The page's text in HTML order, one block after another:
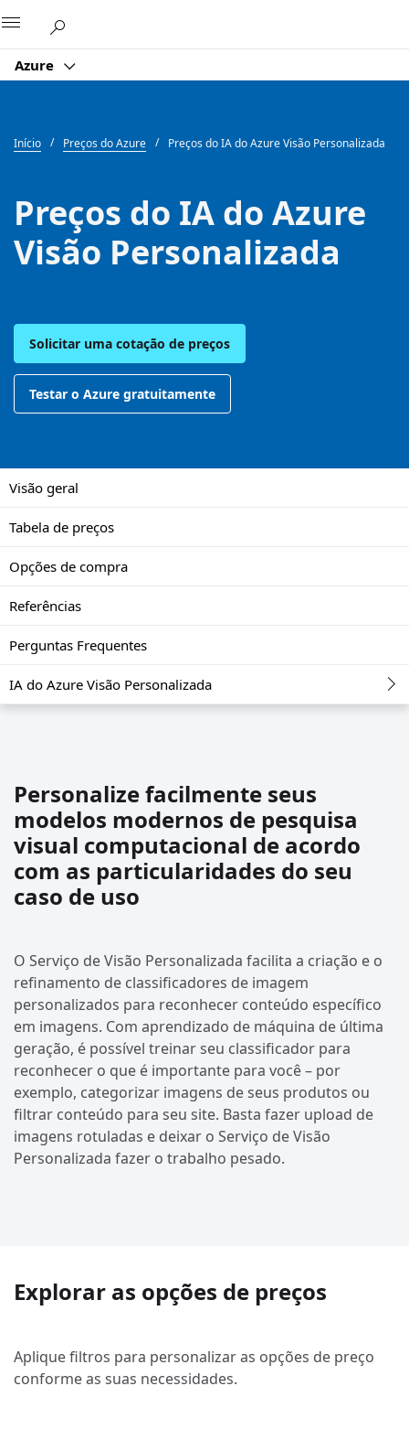
Azure
Início Preços do Azure Preços do IA do Azure Visão Personalizada
Preços do IA do Azure
Visão Personalizada
Solicitar uma cotação de preços
Testar o Azure gratuitamente
Visão geral
Tabela de preços
Opções de compra
Referências
Perguntas Frequentes
IA do Azure Visão Personalizada
Personalize facilmente seus
modelos modernos de pesquisa
visual computacional de acordo
com as particularidades do seu
caso de uso
O Serviço de Visão Personalizada facilita a criação e o
refinamento de classificadores de imagem
personalizados para reconhecer conteúdo específico
em imagens. Com aprendizado de máquina de última
geração, é possível treinar seu classificador para
reconhecer o que é importante para você – por
exemplo, categorizar imagens de seus produtos ou
filtrar conteúdo para seu site. Basta fazer upload de
imagens rotuladas e deixar o Serviço de Visão
Personalizada fazer o trabalho pesado.
Explorar as opções de preços
Aplique filtros para personalizar as opções de preço
conforme as suas necessidades.